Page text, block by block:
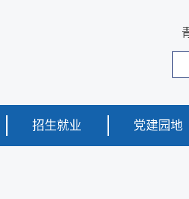
招生就业 党建园地